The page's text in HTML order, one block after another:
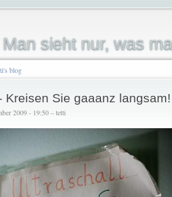
sieht nur, was
blog
Kreisen Sie gaaanz langsam!
2009 - 19:50 – tetti